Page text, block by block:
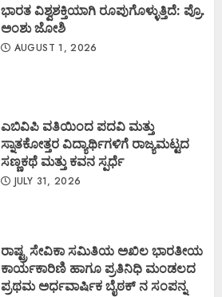
ಭಾರತ ವಿಶ್ವಶಕ್ತಿಯಾಗಿ ರೂಪುಗೊಳ್ಳುತ್ತಿದೆ: ಪ್ರೊ.
ಅಂಶು ಜೋಶಿ
AUGUST 1, 2026
ಎಬಿವಿಪಿ ವತಿಯಿಂದ ಪದವಿ ಮತ್ತು
ಸ್ನಾತಕೋತ್ತರ ವಿದ್ಯಾರ್ಥಿಗಳಿಗೆ ರಾಜ್ಯಮಟ್ಟದ
ಸಣ್ಣಕಥೆ ಮತ್ತು ಕವನ ಸ್ಪರ್ಧೆ
JULY 31, 2026
ರಾಷ್ಟ್ರ ಸೇವಿಕಾ ಸಮಿತಿಯ ಅಖಿಲ ಭಾರತೀಯ
ಕಾರ್ಯಕಾರಿಣಿ ಹಾಗೂ ಪ್ರತಿನಿಧಿ ಮಂಡಲದ
ಪ್ರಥಮ ಅರ್ಧವಾರ್ಷಿಕ ಬೈಠಕ್ ನ ಸಂಪನ್ನ